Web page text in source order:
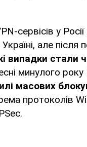
сервісів у
але після
випадки стали
минулого
масових
протоколів